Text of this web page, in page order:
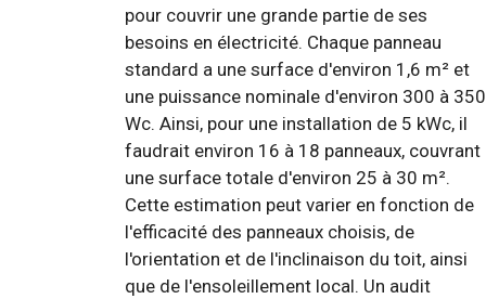
pour couvrir une grande partie de ses
besoins en électricité. Chaque panneau
standard a une surface d'environ 1,6 m² et
une puissance nominale d'environ 300 à 350
Wc. Ainsi, pour une installation de 5 kWc, il
faudrait environ 16 à 18 panneaux, couvrant
une surface totale d'environ 25 à 30 m².
Cette estimation peut varier en fonction de
l'efficacité des panneaux choisis, de
l'orientation et de l'inclinaison du toit, ainsi
que de l'ensoleillement local. Un audit